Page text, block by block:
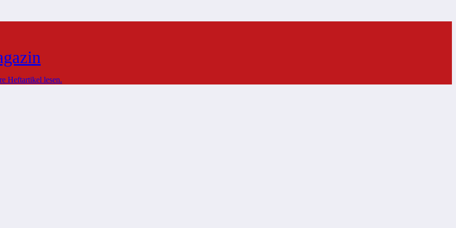
Heftartikel lesen.